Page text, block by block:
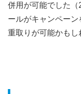
併用が可能でした
ールがキャンペー
重取りが可能かもし